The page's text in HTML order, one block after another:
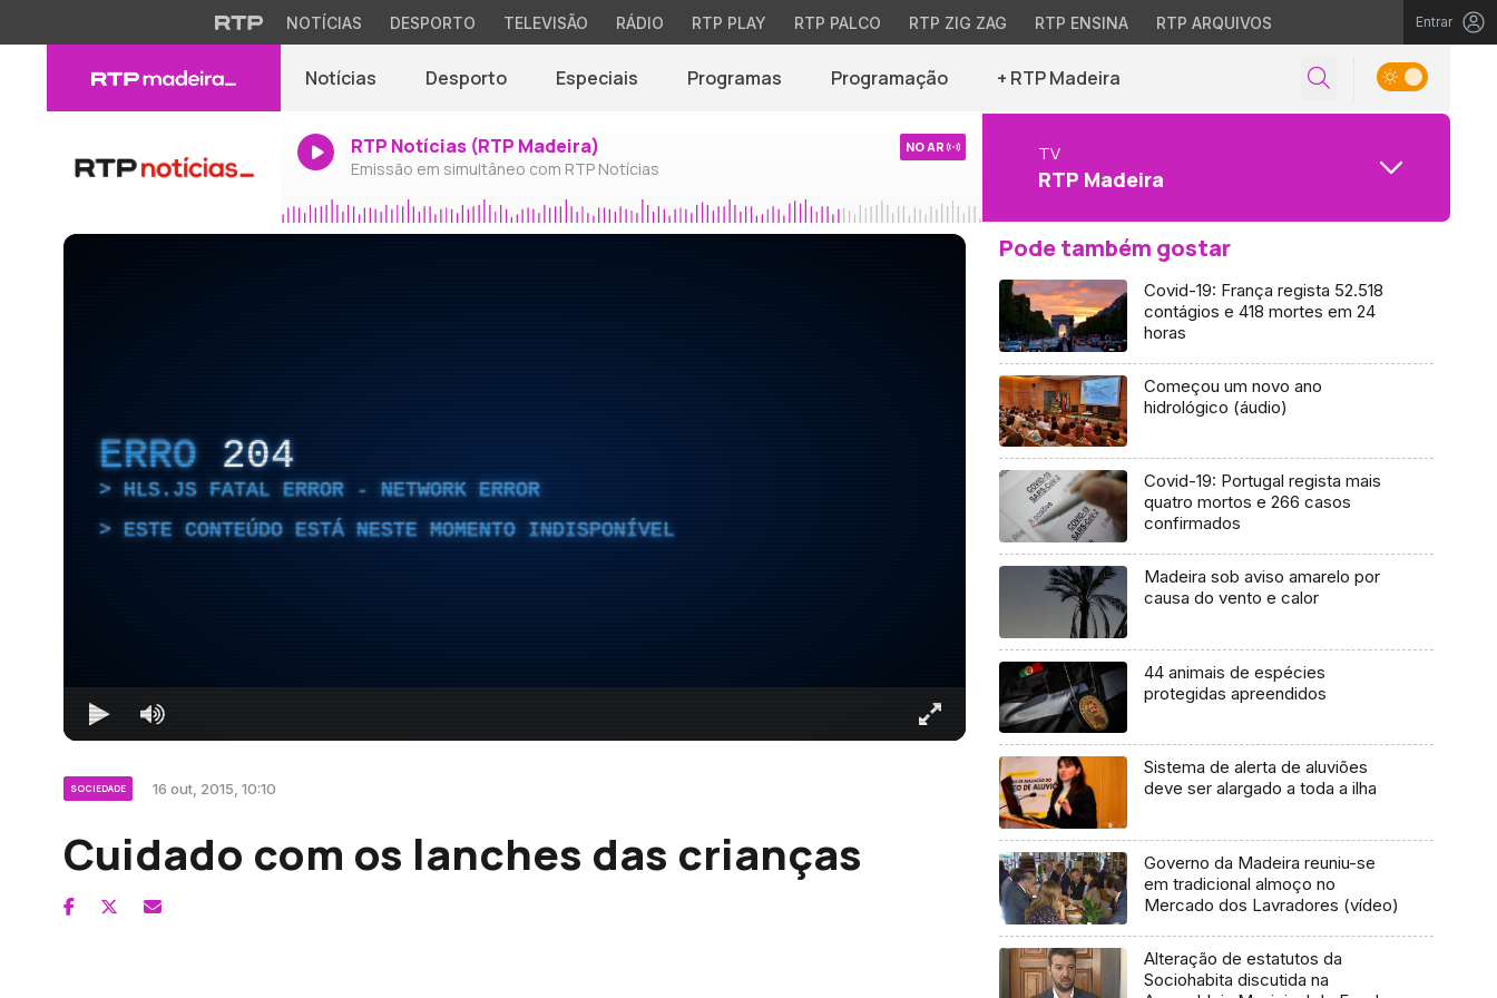
NOTÍCIAS DESPORTO TELEVISÃO RÁDIO RTP PLAY RTP PALCO RTP ZIG ZAG RTP ENSINA RTP ARQUIVOS Entrar
Notícias Desporto Especiais Programas Programação + RTP Madeira
RTP Notícias (RTP Madeira)
Emissão em simultâneo com RTP Notícias
NO AR TV
RTP Madeira
ERRO 204
HLS.JS FATAL ERROR - NETWORK ERROR
ESTE CONTEÚDO ESTÁ NESTE MOMENTO INDISPONÍVEL
SOCIEDADE 16 out, 2015, 10:10
Cuidado com os lanches das crianças
Pode também gostar
Covid-19: França regista 52.518
contágios e 418 mortes em 24
horas
Começou um novo ano
hidrológico (áudio)
Covid-19: Portugal regista mais
quatro mortos e 266 casos
confirmados
Madeira sob aviso amarelo por
causa do vento e calor
44 animais de espécies
protegidas apreendidos
Sistema de alerta de aluviões
deve ser alargado a toda a ilha
Governo da Madeira reuniu-se
em tradicional almoço no
Mercado dos Lavradores (vídeo)
Alteração de estatutos da
Sociohabita discutida na